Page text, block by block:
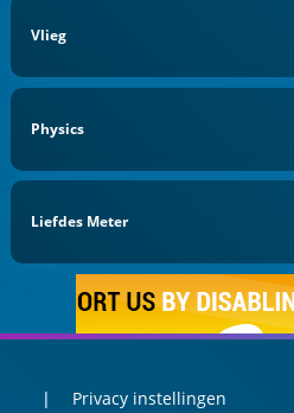
Vlieg
Physics
Liefdes Meter
Privacy instellingen